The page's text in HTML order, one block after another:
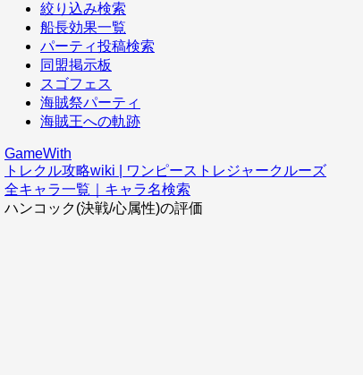
絞り込み検索
船長効果一覧
パーティ投稿検索
同盟掲示板
スゴフェス
海賊祭パーティ
海賊王への軌跡
GameWith
トレクル攻略wiki | ワンピーストレジャークルーズ
全キャラ一覧｜キャラ名検索
ハンコック(決戦/心属性)の評価